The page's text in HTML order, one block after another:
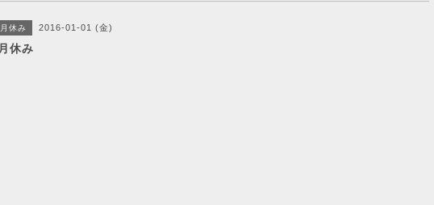
休み 2016-01-01 (金)
休み